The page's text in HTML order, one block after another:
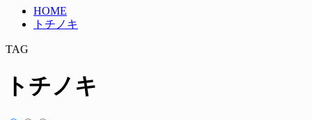
HOME
トチノキ
TAG
トチノキ